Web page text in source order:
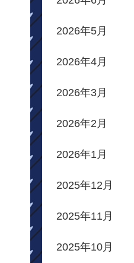
2026年5月
2026年4月
2026年3月
2026年2月
2026年1月
2025年12月
2025年11月
2025年10月